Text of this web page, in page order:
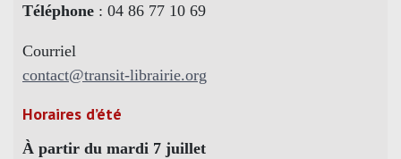
Téléphone : 04 86 77 10 69
Courriel
contact@transit-librairie.org
Horaires d’été
À partir du mardi 7 juillet